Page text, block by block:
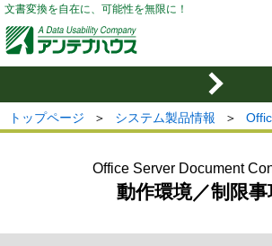
文書変換を自在に、可能性を無限に！
トップページ ＞ システム製品情報 ＞
Office Server Document
動作環境／制限事